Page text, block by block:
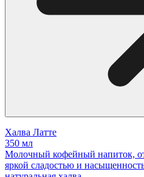
Халва Латте
350 мл
Молочный кофейный напиток,
яркой сладостью и